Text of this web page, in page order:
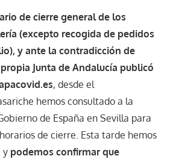
de cierre general de los
(excepto recogida de pedidos
y ante la contradicción de
Junta de Andalucía publicó
, desde el
hemos consultado a la
de España en Sevilla para
de cierre. Esta tarde hemos
y podemos confirmar que